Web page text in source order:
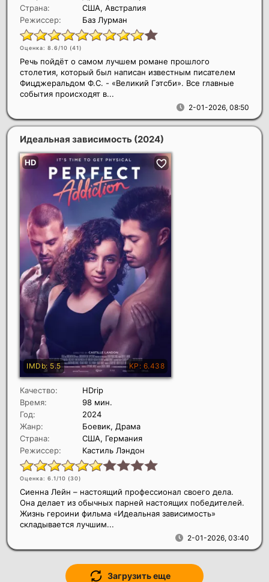
Страна:
США, Австралия
Режиссер:
Баз Лурман
Оценка: 8.6/10 (41)
2-01-2026, 08:50
Речь пойдёт о самом лучшем романе прошлого
столетия, который был написан известным писателем
Фицджеральдом Ф.С. - «Великий Гэтсби». Все главные
события происходят в...
Идеальная зависимость (2024)
Качество:
HDrip
Время:
98 мин.
Год:
2024
Жанр:
Боевик, Драма
Страна:
США, Германия
Режиссер:
Кастиль Лэндон
Оценка: 6.1/10 (30)
2-01-2026, 03:40
Сиенна Лейн – настоящий профессионал своего дела.
Она делает из обычных парней настоящих победителей.
Жизнь героини фильма «Идеальная зависимость»
складывается лучшим...
Загрузить еще